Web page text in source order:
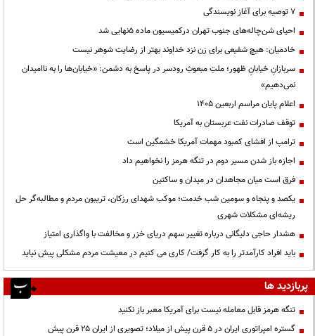
۷ توصیه برای آغاز نویسندگی
احیای شن‌چاله‌های جنوب تهران درکمیسیون ماده ۵نهایی شد
خادمیان: هیچ شفیعی برای زن نزد خداوند بهتر از رضایت شوهر نیست
سربازانِ خیابانِ ظهور؛ ملتِ مبعوثِ رودسر در پاسخ به دشمن: «خیابان‌ها را به ناامیدان
نمی‌دهیم»
اعلام پایان مراسم اربعین ۱۴۰۵
توقف صادرات نفت عربستان به آمریکا
ترامپ از افشای کمبود مهمات آمریکا خشمگین است
اجازه باز شدن مسیر دوم در تنگه هرمز را نخواهیم داد
فرق است میان مجاهدان در میدان و ساکتین
یکصد و پنجاه و سومین شب خدمت؛ موکب شهدای رزکان، تریبون مردم و مطالبه‌گر حل
ریشه‌ای مشکلات شهری
هشدار حاجی دلیگانی درباره تغییر سهم دریای خزر و مخالفت با واگذاری امتیاز
باید افراد کارآمدتر را به کار گرفت/ کاری می کنیم در معیشت مردم مشکلی پیش نیاید
پربازدید ها
تنگه هرمز قابل معامله نیست برای آمریکا معبر باز نکنید
گستره امپراتوری ایران در ۵ قرن پیش از میلاد؛ تصویری از ایران ۲۵ قرن پیش